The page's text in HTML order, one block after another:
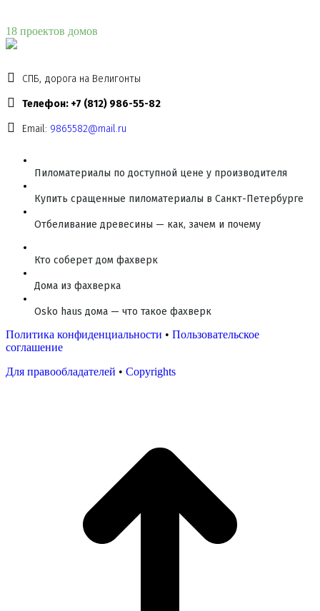
18 проектов домов
СПБ, дорога на Велигонты
Телефон: +7 (812) 986-55-82
Email: 9865582@mail.ru
Пиломатериалы по доступной цене у производителя
Купить сращенные пиломатериалы в Санкт-Петербурге
Отбеливание древесины — как, зачем и почему
Кто соберет дом фахверк
Дома из фахверка
Osko haus дома — что такое фахверк
Политика конфиденциальности • Пользовательское
соглашение
Для правообладателей • Copyrights